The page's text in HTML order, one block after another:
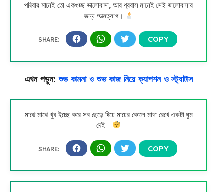
পরিবার মানেই তো একগুচ্ছ ভালোবাসা, আর প্রবাস মানেই সেই ভালোবাসার
জন্য আত্মত্যাগ।
এখন পড়ুন:শুভ কামনা ও শুভ কাজ নিয়ে ক্যাপশন ও স্ট্যাটাস
মাঝে মাঝে খুব ইচ্ছে করে সব ছেড়ে দিয়ে মায়ের কোলে মাথা রেখে একটা ঘুম
দেই।